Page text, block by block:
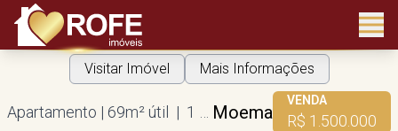
Moema
VENDA
R$ 1.500.000
Visitar Imóvel Mais Informações